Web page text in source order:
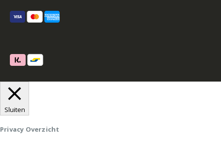
Sluiten
Privacy Overzicht